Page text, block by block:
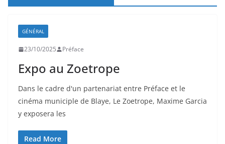
GÉNÉRAL
23/10/2025 Préface
Expo au Zoetrope
Dans le cadre d'un partenariat entre Préface et le
cinéma municiple de Blaye, Le Zoetrope, Maxime Garcia
y exposera les
Read More